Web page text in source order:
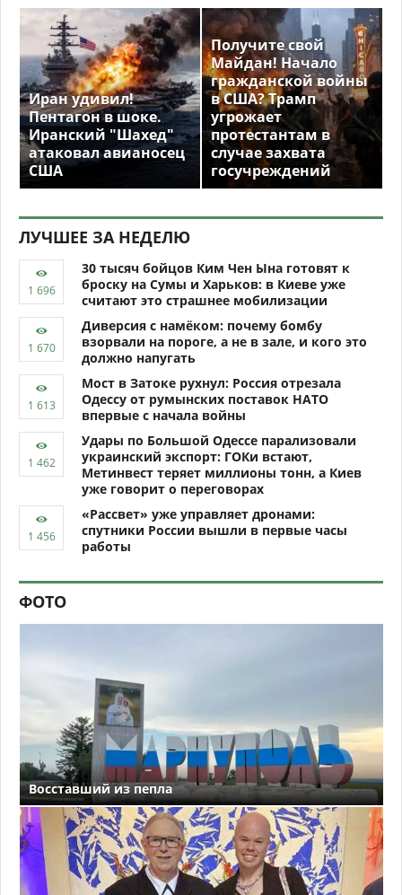
Иран удивил!
Пентагон в шоке.
Иранский "Шахед"
атаковал авианосец
США
Получите свой
Майдан! Начало
гражданской войны
в США? Трамп
угрожает
протестантам в
случае захвата
госучреждений
ЛУЧШЕЕ ЗА НЕДЕЛЮ
30 тысяч бойцов Ким Чен Ына готовят к
броску на Сумы и Харьков: в Киеве уже
считают это страшнее мобилизации
Диверсия с намёком: почему бомбу
взорвали на пороге, а не в зале, и кого это
должно напугать
Мост в Затоке рухнул: Россия отрезала
Одессу от румынских поставок НАТО
впервые с начала войны
Удары по Большой Одессе парализовали
украинский экспорт: ГОКи встают,
Метинвест теряет миллионы тонн, а Киев
уже говорит о переговорах
«Рассвет» уже управляет дронами:
спутники России вышли в первые часы
работы
ФОТО
Восставший из пепла